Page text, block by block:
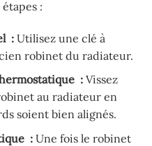
:
:Utilisez une clé à
robinet du radiateur.
:Vissez
au radiateur en
soient bien alignés.
:Une fois le robinet